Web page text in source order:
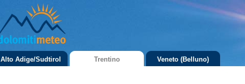
Alto Adige/Sudtirol Trentino Veneto (Belluno)